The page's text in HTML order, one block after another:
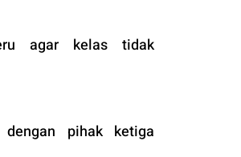
agar kelas tidak
pihak ketiga